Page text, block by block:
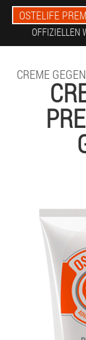
OSTELIFE
OFFIZIELLEN
CREME